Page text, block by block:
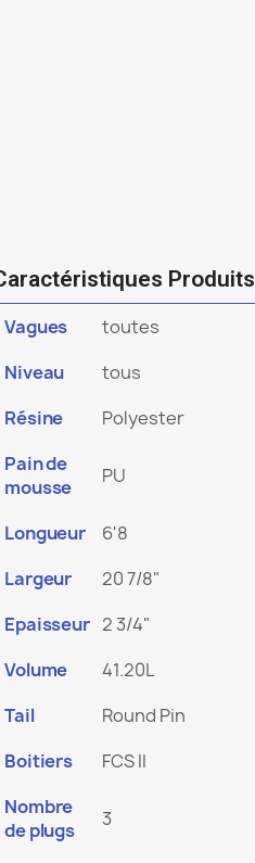
Produits
Vagues
toutes
Niveau
tous
Résine
Polyester
Pain de
mousse
PU
Longueur
6'8
Largeur
20 7/8"
Epaisseur 2 3/4"
Volume
41.20L
Tail
Round Pin
Boitiers
FCS II
Nombre
de plugs
3